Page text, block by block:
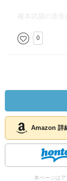
榎本武揚の造
0
Amazon 詳
本ページは